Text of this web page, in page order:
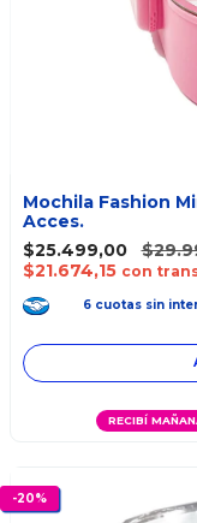
Mochila Fashion
Acces.
$25.499,00
$21.674,15 con
6 cuotas sin
RECIBÍ
-20%